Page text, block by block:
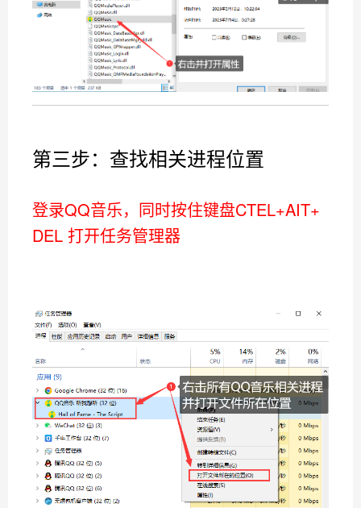
第三步：查找相关进程位置
登录QQ音乐，同时按住键盘CTEL+AIT+
DEL 打开任务管理器